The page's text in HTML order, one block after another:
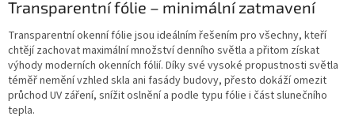
55 micronů Záruka
výrobce 10 let
l
á
d
a
c
í
p
Transparentní fólie – minimální zatmavení
Transparentní okenní fólie jsou ideálním řešením pro všechny, kteří
chtějí zachovat maximální množství denního světla a přitom získat
výhody moderních okenních fólií. Díky své vysoké propustnosti světla
téměř nemění vzhled skla ani fasády budovy, přesto dokáží omezit
průchod UV záření, snížit oslnění a podle typu fólie i část slunečního
tepla.